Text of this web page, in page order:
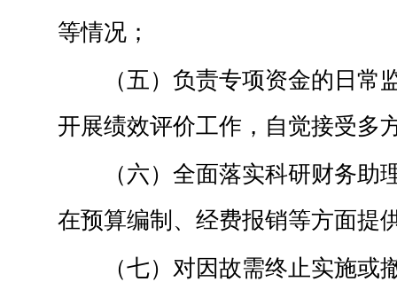
等情况；
（五）负责专项资金的日常
开展绩效评价工作，自觉接受多
（六）全面落实科研财务助
在预算编制、经费报销等方面提
（七）对因故需终止实施或